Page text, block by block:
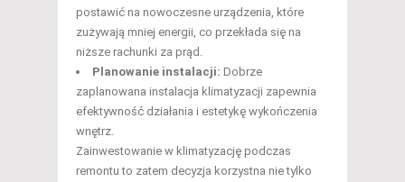
postawić na nowoczesne urządzenia, które
zużywają mniej energii, co przekłada się na
niższe rachunki za prąd.
Planowanie instalacji: Dobrze
zaplanowana instalacja klimatyzacji zapewnia
efektywność działania i estetykę wykończenia
wnętrz.
Zainwestowanie w klimatyzację podczas
remontu to zatem decyzja korzystna nie tylko